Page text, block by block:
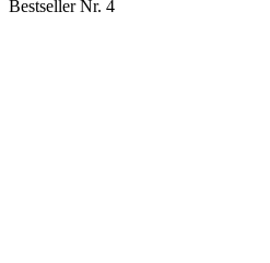
Bestseller Nr. 4